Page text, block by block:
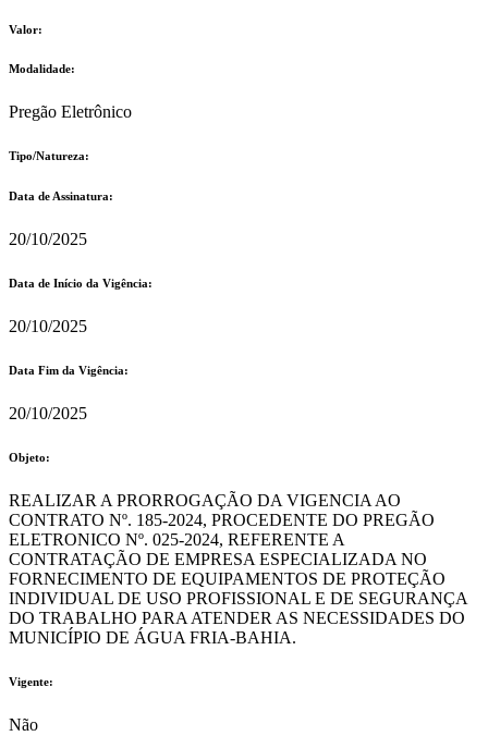
Valor:
Modalidade:
Pregão Eletrônico
Tipo/Natureza:
Data de Assinatura:
20/10/2025
Data de Início da Vigência:
20/10/2025
Data Fim da Vigência:
20/10/2025
Objeto:
REALIZAR A PRORROGAÇÃO DA VIGENCIA AO
CONTRATO Nº. 185-2024, PROCEDENTE DO PREGÃO
ELETRONICO Nº. 025-2024, REFERENTE A
CONTRATAÇÃO DE EMPRESA ESPECIALIZADA NO
FORNECIMENTO DE EQUIPAMENTOS DE PROTEÇÃO
INDIVIDUAL DE USO PROFISSIONAL E DE SEGURANÇA
DO TRABALHO PARA ATENDER AS NECESSIDADES DO
MUNICÍPIO DE ÁGUA FRIA-BAHIA.
Vigente:
Não